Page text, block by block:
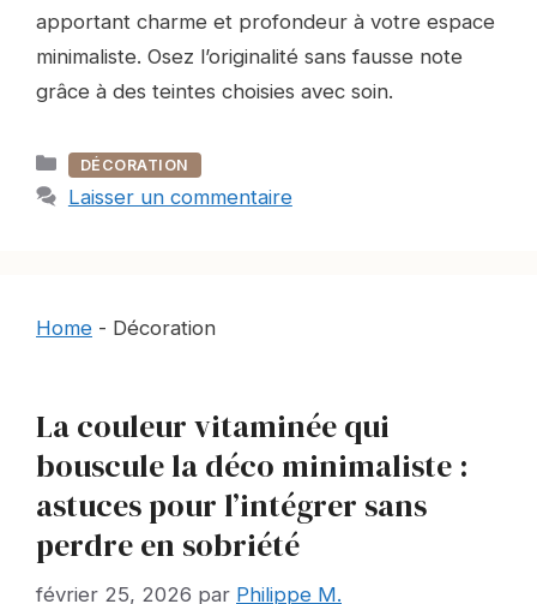
apportant charme et profondeur à votre espace
minimaliste. Osez l’originalité sans fausse note
grâce à des teintes choisies avec soin.
Catégories
DÉCORATION
Laisser un commentaire
Home - Décoration
La couleur vitaminée qui
bouscule la déco minimaliste :
astuces pour l’intégrer sans
perdre en sobriété
février 25, 2026 par Philippe M.